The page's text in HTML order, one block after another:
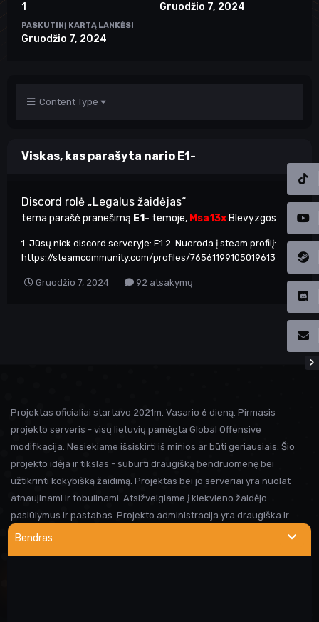
1 Gruodžio 7, 2024
PASKUTINĮ KARTĄ LANKĖSI
Gruodžio 7, 2024
Content Type
Viskas, kas parašyta nario E1-
Discord rolė „Legalus žaidėjas“
tema parašė pranešimą E1- temoje, Msa13x Blevyzgos
1. Jūsų nick discord serveryje: E1 2. Nuoroda į steam profilį:
https://steamcommunity.com/profiles/76561199105019613
Gruodžio 7, 2024 92 atsakymų
Bendras
Projektas oficialiai startavo 2021m. Vasario 6 dieną. Pirmasis
projekto serveris - visų lietuvių pamėgta Global Offensive
modifikacija. Nesiekiame išsiskirti iš minios ar būti geriausiais. Šio
projekto idėja ir tikslas - suburti draugišką bendruomenę bei
užtikrinti kokybišką žaidimą. Projektas bei jo serveriai yra nuolat
atnaujinami ir tobulinami. Atsižvelgiame į kiekvieno žaidėjo
pasiūlymus ir pastabas. Projekto administracija yra draugiška ir
visada linkusi padėti prireikus pagalbos. Iki susitikimo serveryje!